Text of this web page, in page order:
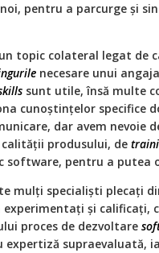
pentru a parcurge și
topic colateral legat de
necesare unui
sunt utile, însă multe
cunoștințelor specifice
dar avem nevoie
produsului, de
software, pentru a putea
mulţi specialişti plecați
și calificați,
proces de dezvoltare
expertiză supraevaluată,